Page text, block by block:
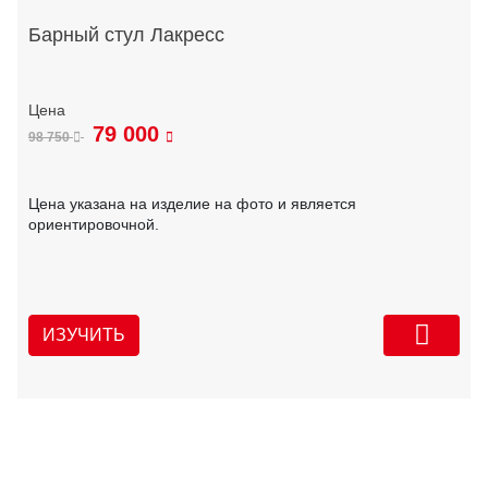
Барный стул Лакресс
98 750 79 000
Цена указана на изделие на фото и является
ориентировочной.
ИЗУЧИТЬ